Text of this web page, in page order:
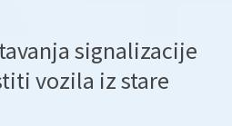
signalizacije
vozila iz stare